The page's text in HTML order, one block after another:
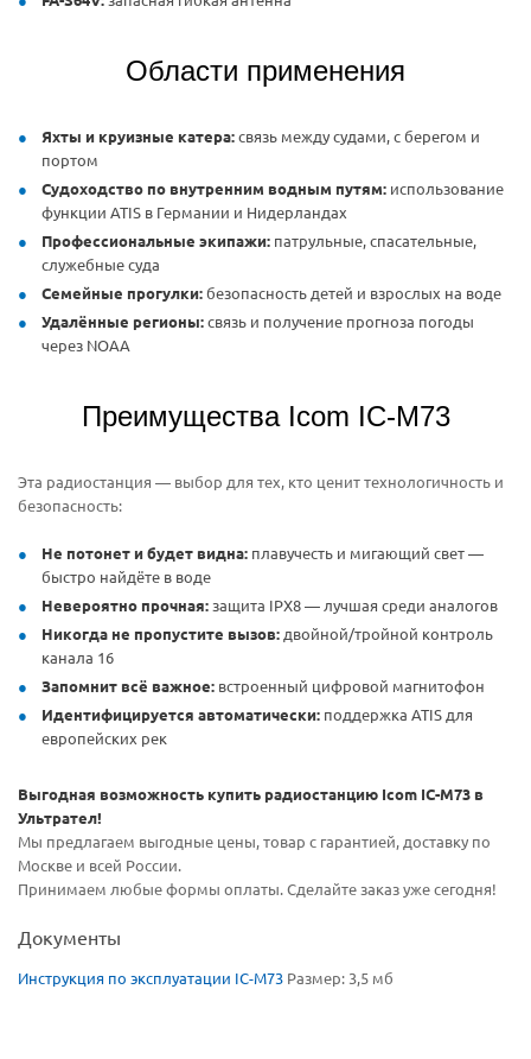
Области применения
Яхты и круизные катера:связь между судами, с берегом и
портом
Судоходство по внутренним водным путям: использование
функции ATIS в Германии и Нидерландах
Профессиональные экипажи: патрульные, спасательные,
служебные суда
Семейные прогулки:безопасность детей и взрослых на воде
Удалённые регионы:связь и получение прогноза погоды
через NOAA
Преимущества Icom IC-M73
Эта радиостанция — выбор для тех, кто ценит технологичность и
безопасность:
Не потонет и будет видна: плавучесть и мигающий свет —
быстро найдёте в воде
Невероятно прочная:защита IPX8 — лучшая среди аналогов
Никогда не пропустите вызов: двойной/тройной контроль
канала 16
Запомнит всё важное: встроенный цифровой магнитофон
Идентифицируется автоматически: поддержка ATIS для
европейских рек
Выгодная возможность купить радиостанцию Icom IC-M73 в
Ультрател!
Мы предлагаем выгодные цены, товар с гарантией, доставку по
Москве и всей России.
Принимаем любые формы оплаты. Сделайте заказ уже сегодня!
Документы
Инструкция по эксплуатации IC-M73 Размер: 3,5 мб